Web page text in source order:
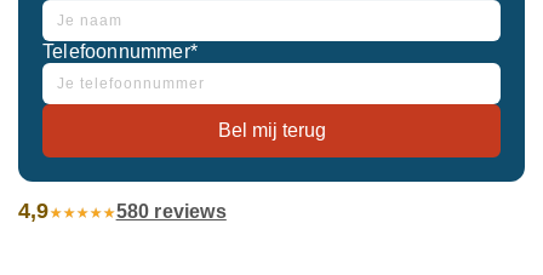
Telefoonnummer*
4,9 580 reviews